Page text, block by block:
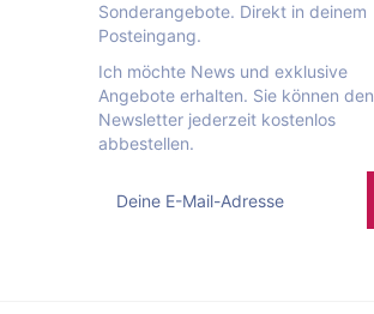
Sonderangebote. Direkt in deinem
Posteingang.
Ich möchte News und exklusive
Angebote erhalten. Sie können den
Newsletter jederzeit kostenlos
abbestellen.